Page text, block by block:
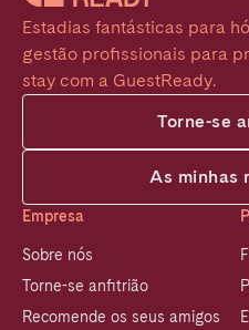
Estadias fantásticas para
gestão profissionais para
stay com a GuestReady.
Torne-se
As minhas
Empresa
Sobre nós
Torne-se anfitrião
Recomende os seus amigos